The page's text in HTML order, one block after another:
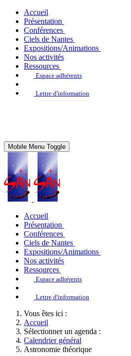
Accueil
Présentation
Conférences
Ciels de Nantes
Expositions/Animations
Nos activités
Ressources
Espace adhérents
Lettre d'information
Mobile Menu Toggle
Accueil
Présentation
Conférences
Ciels de Nantes
Expositions/Animations
Nos activités
Ressources
Espace adhérents
Lettre d'information
Vous êtes ici :
Accueil
Sélectionner un agenda :
Calendrier général
Astronomie théorique